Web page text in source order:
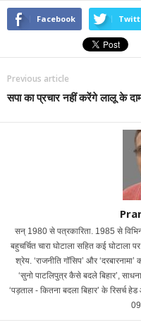
Facebook
Previous article
सपा का प्रचार नहीं करेंगे लालू के
सन् 1980 से पत्रकारिता. 1985 से
बहुचर्चित चारा घोटाला सहित कई घोटाला
श्रेय. ‘राजनीति गॉसिप’ और
‘सुनो पाटलिपुत्र कैसे बदले बिहार’,
‘पड़ताल - कितना बदला बिहार’ के रिसर्च